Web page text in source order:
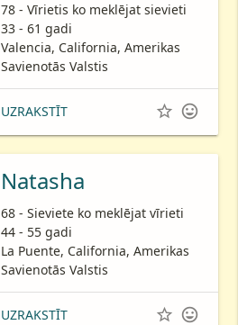
78 - Vīrietis ko meklējat sievieti
33 - 61 gadi
Valencia, California, Amerikas
Savienotās Valstis
UZRAKSTĪT  
Natasha
68 - Sieviete ko meklējat vīrieti
44 - 55 gadi
La Puente, California, Amerikas
Savienotās Valstis
UZRAKSTĪT  